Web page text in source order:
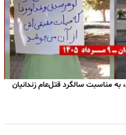
به مناسبت سالگرد قتل‌عام زندانیان